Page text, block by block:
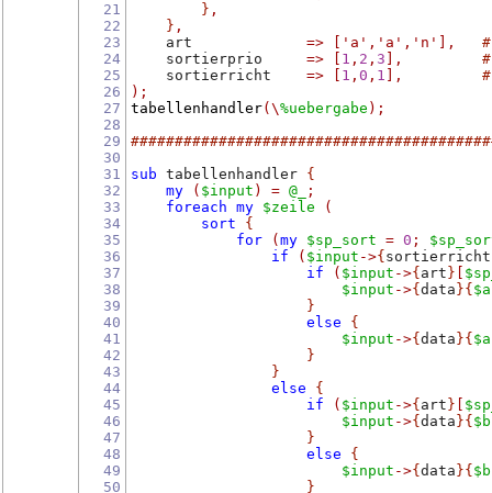
21
22
23
24
25
26
27
28
29
30
31
32
33
34
35
36
37
38
39
40
41
42
43
44
45
46
47
48
49
50
} ,
} ,
    art
=> 'a' , 'a' , 'n' ],
    sortierprio
=> 1 , 2 , 3 ],
    sortierricht
=> 1 , 0 , 1 ],
);
tabellenhandler(\%uebergabe );
sub tabellenhandler {
my
( $input ) = @_
;
foreach my $zeile
(
sort
{
for
( my $sp_sort = 0 ;
if
( $input ->{ sortierricht
if
( $input ->{ art }
$input ->{ data }{ $a
}
else
{
$input ->{ data }{ $a
}
}
else
{
if
( $input ->{ art }
$input ->{ data }{ $b
}
else
{
$input ->{ data }{ $b
}